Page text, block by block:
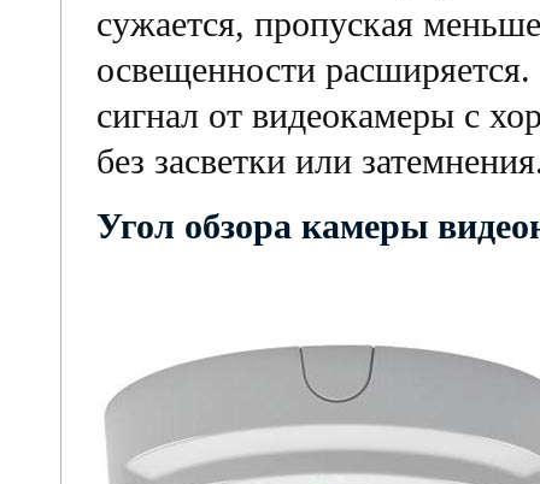
сужается, пропуская
освещенности
сигнал от видеокамеры с
без засветки или
Угол обзора камеры